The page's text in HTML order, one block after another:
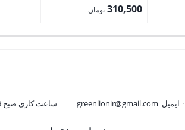
اصلی:
بود.
310,500 تومان
ایمیل greenlionir@gmail.com ساعت کاری صبح 9 الی 14- عصر 17 الی 22 به غیر از تعطیلات رسمی